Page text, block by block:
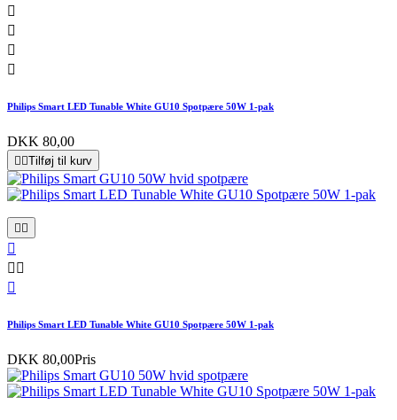




Philips Smart LED Tunable White GU10 Spotpære 50W 1-pak
DKK 80,00
 Tilføj til kurv
 

 

Philips Smart LED Tunable White GU10 Spotpære 50W 1-pak
DKK 80,00Pris